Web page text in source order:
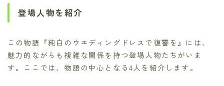
登場人物を紹介
この物語『純白のウエディングドレスで復讐を』には、
魅力的ながらも複雑な関係を持つ登場人物たちがいま
す。ここでは、物語の中心となる4人を紹介します。